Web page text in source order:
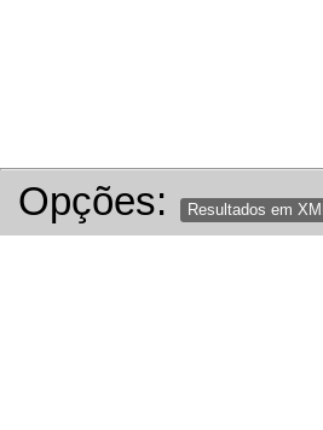
Opções: Resultados em XML